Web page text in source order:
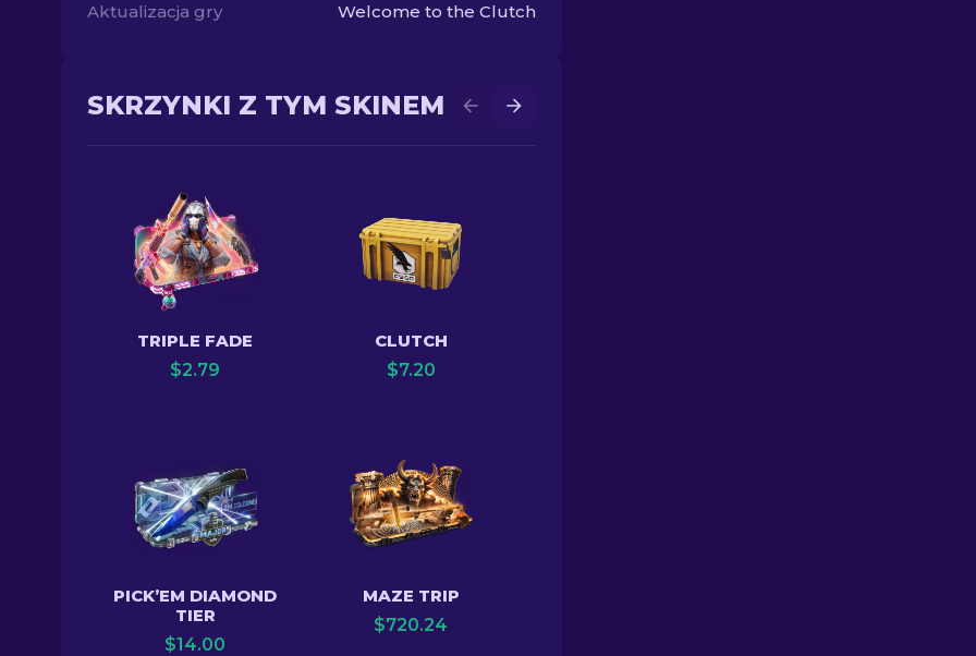
Aktualizacja gry
Welcome to the Clutch
SKRZYNKI Z TYM SKINEM
TRIPLE FADE
$2.79
CLUTCH
$7.20
PICK’EM DIAMOND
TIER
$14.00
MAZE TRIP
$720.24